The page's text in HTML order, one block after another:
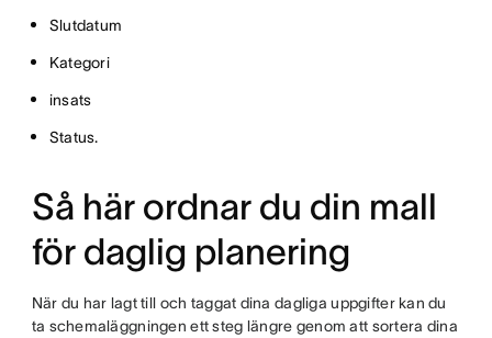
Slutdatum
Kategori
insats
Status.
Så här ordnar du din mall
för daglig planering
När du har lagt till och taggat dina dagliga uppgifter kan du
ta schemaläggningen ett steg längre genom att sortera dina